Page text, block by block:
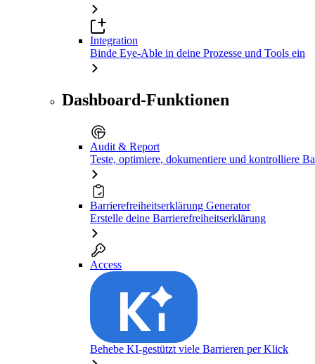
Integration
Binde Eye-Able in deine Prozesse und Tools ein
Dashboard-Funktionen
Audit & Report
Teste, optimiere, dokumentiere und kontrolliere
Barrierefreiheitserklärung Generator
Erstelle deine Barrierefreiheitserklärung
Access
Behebe KI-gestützt viele Barrieren per Klick